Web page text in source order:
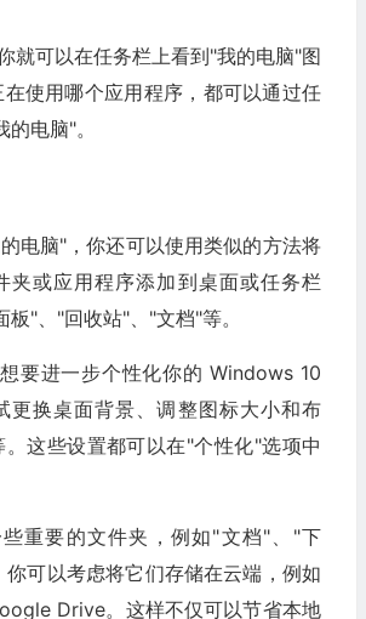
就可以在任务栏上看到"我的电脑"图
使用哪个应用程序，都可以通过任
电脑"。
电脑"，你还可以使用类似的方法将
夹或应用程序添加到桌面或任务栏
"、"回收站"、"文档"等。
要进一步个性化你的 Windows 10
更换桌面背景、调整图标大小和布
。这些设置都可以在"个性化"选项中
重要的文件夹，例如"文档"、"下
可以考虑将它们存储在云端，例如
Drive。这样不仅可以节省本地